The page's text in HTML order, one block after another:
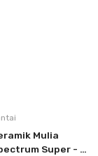
Mulia
Super -